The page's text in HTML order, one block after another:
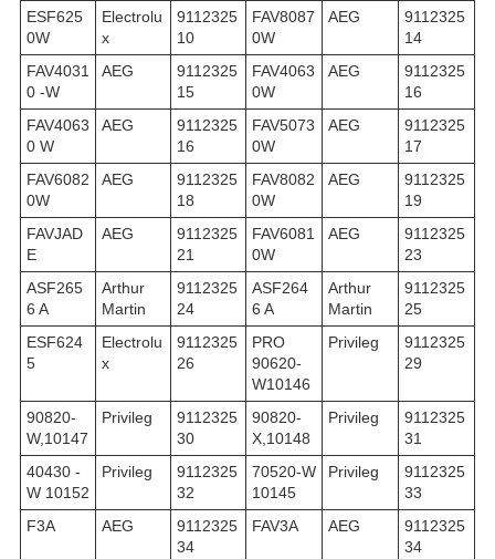
ESF625
0W
Electrolu
x
9112325
10
FAV8087
0W
AEG
9112325
14
FAV4031
0 -W
AEG
9112325
15
FAV4063
0W
AEG
9112325
16
FAV4063
0 W
AEG
9112325
16
FAV5073
0W
AEG
9112325
17
FAV6082
0W
AEG
9112325
18
FAV8082
0W
AEG
9112325
19
FAVJAD
E
AEG
9112325
21
FAV6081
0W
AEG
9112325
23
ASF265
6 A
Arthur
Martin
9112325
24
ASF264
6 A
Arthur
Martin
9112325
25
ESF624
5
Electrolu
x
9112325
26
PRO
90620-
W10146
Privileg
9112325
29
90820-
W,10147
Privileg
9112325
30
90820-
X,10148
Privileg
9112325
31
40430 -
W 10152
Privileg
9112325
32
70520-W
10145
Privileg
9112325
33
F3A
AEG
9112325
34
FAV3A AEG
9112325
34